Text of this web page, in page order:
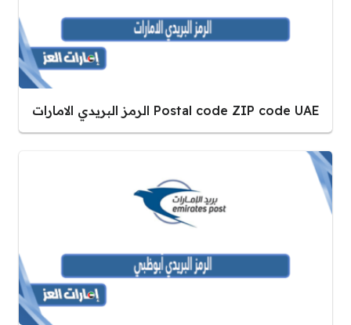
Postal code ZIP code UAE الرمز البريدي الامارات